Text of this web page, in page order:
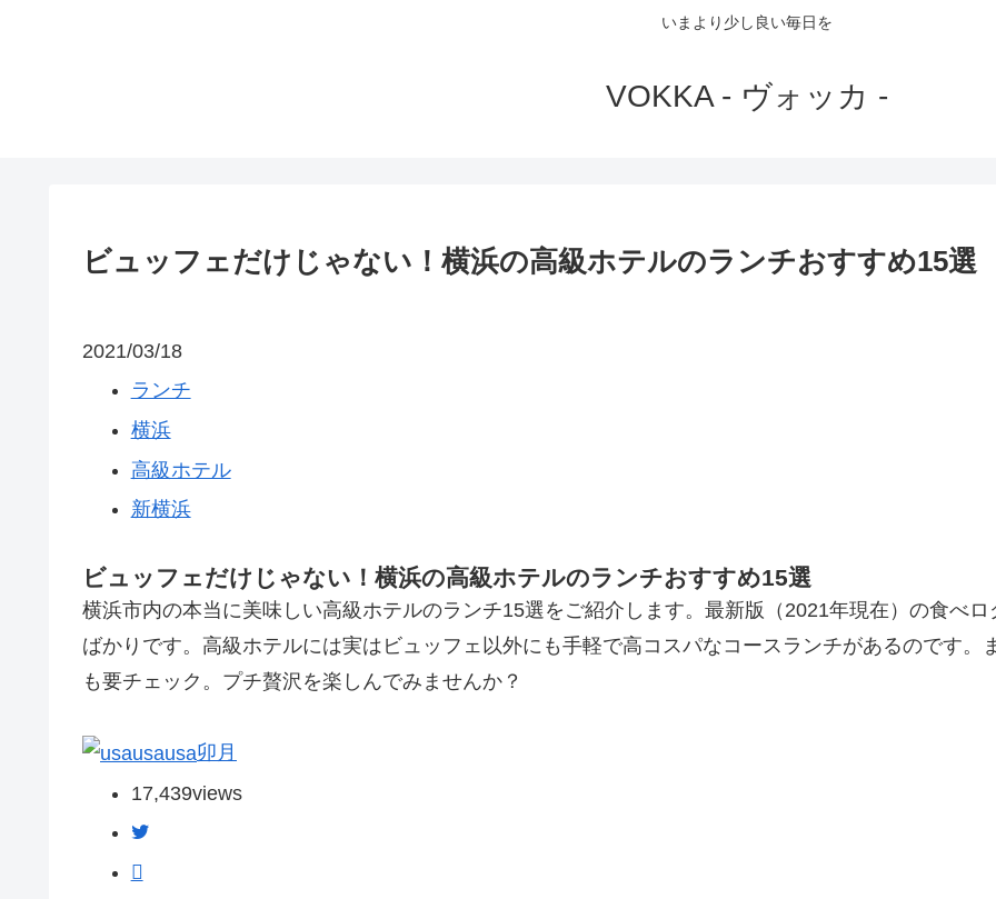
いまより少し良い毎日を
VOKKA - ヴォッカ -
ビュッフェだけじゃない！横浜の高級ホテルのランチおすすめ15選
2021/03/18
ランチ
横浜
高級ホテル
新横浜
ビュッフェだけじゃない！横浜の高級ホテルのランチおすすめ15選
横浜市内の本当に美味しい高級ホテルのランチ15選をご紹介します。最新版（2021年現在）の食べ
ばかりです。高級ホテルには実はビュッフェ以外にも手軽で高コスパなコースランチがあるのです
も要チェック。プチ贅沢を楽しんでみませんか？
卯月
17,439views